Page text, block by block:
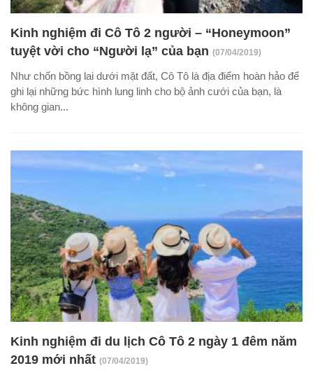
Kinh nghiệm đi Cô Tô 2 người – “Honeymoon”
tuyệt vời cho “Người lạ” của bạn (07/04/2019)
Như chốn bồng lai dưới mặt đất, Cô Tô là địa điểm hoàn hảo để
ghi lại những bức hình lung linh cho bộ ảnh cưới của bạn, là
không gian...
Kinh nghiệm đi du lịch Cô Tô 2 ngày 1 đêm năm
2019 mới nhất (07/04/2019)